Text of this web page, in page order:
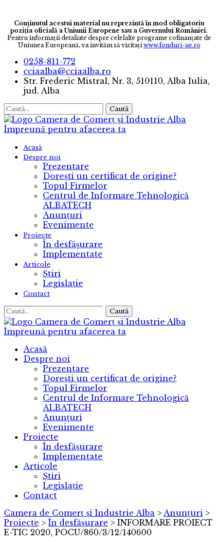
Conținutul acestui material nu reprezintă în mod obligatoriu
poziția oficială a Uniunii Europene sau a Guvernului României.
Pentru informaţii detaliate despre celelalte programe cofinanţate de
Uniunea Europeană, va invităm să vizitaţiwww.fonduri-ue.ro
0258-811-772
cciaalba@cciaalba.ro
Str. Frederic Mistral, Nr. 3, 510110, Alba Iulia,
jud. Alba
Caută
Camera de Comerț și Industrie Alba
Împreună pentru afacerea ta
Acasă
Despre noi
Prezentare
Dorești un certificat de origine?
Topul Firmelor
Centrul de Informare Tehnologică
ALBATECH
Anunțuri
Evenimente
Proiecte
În desfășurare
Implementate
Articole
Știri
Legislație
Contact
Caută
Camera de Comerț și Industrie Alba
Împreună pentru afacerea ta
Acasă
Despre noi
Prezentare
Dorești un certificat de origine?
Topul Firmelor
Centrul de Informare Tehnologică
ALBATECH
Anunțuri
Evenimente
Proiecte
În desfășurare
Implementate
Articole
Știri
Legislație
Contact
Camera de Comerț și Industrie Alba > Anunțuri >
Proiecte > În desfășurare > INFORMARE PROIECT
E-TIC 2020, POCU/860/3/12/140600